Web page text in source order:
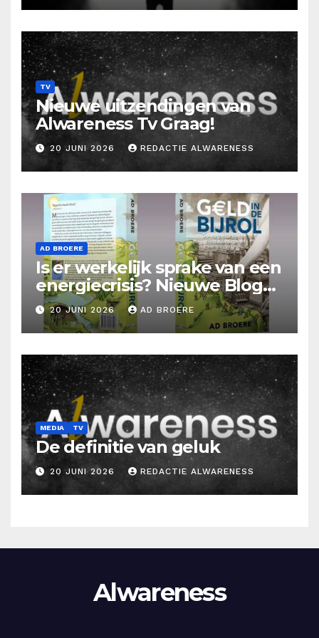
TV
Nieuwe uitzendingen van
Alwareness Tv Graag!
20 JUNI 2026 REDACTIE ALWARENESS
AD BROERE
Is er werkelijk sprake van een
energiecrisis? Nieuwe Blog
Ad Broere
20 JUNI 2026 AD BROERE
MEDIA TV
De definitie van geluk
20 JUNI 2026 REDACTIE ALWARENESS
Alwareness